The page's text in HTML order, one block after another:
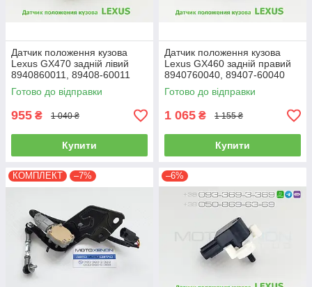
Датчик положення кузова
Lexus GX470 задній лівий
8940860011, 89408-60011
висоти кліренсу, рівня
підвіски
Готово до відправки
955 ₴ 1 040 ₴
Купити
Датчик положення кузова
Lexus GX460 задній правий
8940760040, 89407-60040
висоти підвіски, рівня нахилу
полу
Готово до відправки
1 065 ₴ 1 155 ₴
Купити
КОМПЛЕКТ –7% –6%